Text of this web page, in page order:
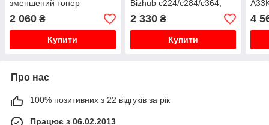
зменшений тонер
картридж Konica Minolta
Bizhub c227/ c287
оригінал, tn-221y
2 060 ₴
Купити
Bizhub c224/c284/c364,
Tomoegawa, Japan
A33K150
2 330₴
Купити
4
Про нас
100% позитивних з 22 відгуків за рік
Працює з 06.02.2013